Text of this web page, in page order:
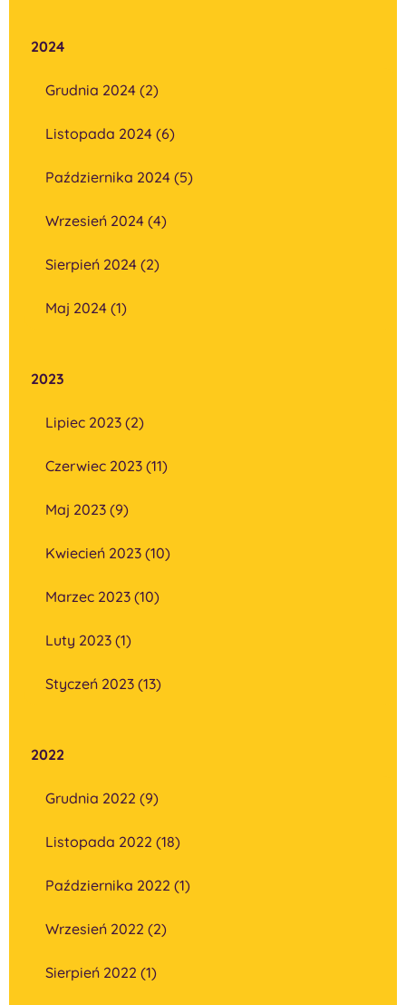
2024
Grudnia 2024 (2)
Listopada 2024 (6)
Października 2024 (5)
Wrzesień 2024 (4)
Sierpień 2024 (2)
Maj 2024 (1)
2023
Lipiec 2023 (2)
Czerwiec 2023 (11)
Maj 2023 (9)
Kwiecień 2023 (10)
Marzec 2023 (10)
Luty 2023 (1)
Styczeń 2023 (13)
2022
Grudnia 2022 (9)
Listopada 2022 (18)
Października 2022 (1)
Wrzesień 2022 (2)
Sierpień 2022 (1)